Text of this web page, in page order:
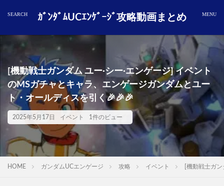
ｶﾞﾝﾀﾞﾑUCｴﾝｹﾞｰｼﾞ攻略動画まとめ
[機動戦士ガンダム ユー·シー·エンゲージ] イベント
のMSガチャとキャラ、エンゲージガンダムとユー
ト・オールディスを引く🎉🎉🎉
2025年5月17日 イベント 1件のビュー
HOME ガンダムUCエンゲージ 攻略 イベント [機動戦士ガ